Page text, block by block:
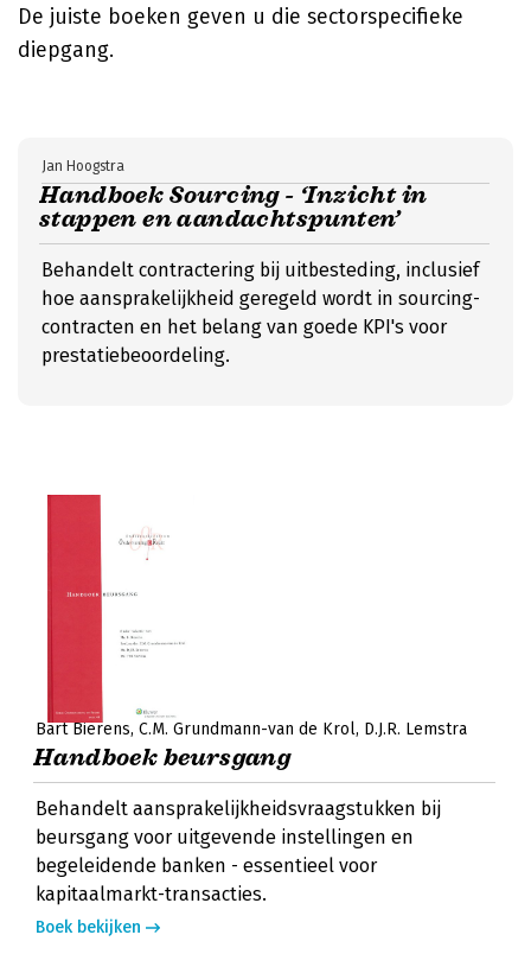
De juiste boeken geven u die sectorspecifieke
diepgang.
Handboek Sourcing - ‘Inzicht in
stappen en aandachtspunten’
Jan Hoogstra
Behandelt contractering bij uitbesteding, inclusief
hoe aansprakelijkheid geregeld wordt in sourcing-
contracten en het belang van goede KPI's voor
prestatiebeoordeling.
Bart Bierens C.M. Grundmann-van de Krol D.J.R. Lemstra
Handboek beursgang
Behandelt aansprakelijkheidsvraagstukken bij
beursgang voor uitgevende instellingen en
begeleidende banken - essentieel voor
kapitaalmarkt-transacties.
Boek bekijken